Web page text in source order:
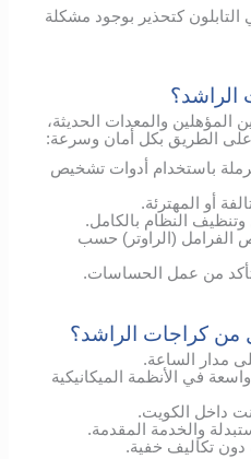
التابلون كتحذير بوجود مشكلة
الراشد؟
المؤهلين والمعدات الحديثة،
الطريق بكل أمان وسرعة:
باستخدام أدوات تشخيص
أو المهترئة.
النظام بالكامل.
الفرامل (الراوتر) حسب
من عمل الحساسات.
من كراجات الراشد؟
مدار الساعة.
في الأنظمة الميكانيكية
داخل الكويت.
والخدمة المقدمة.
دون تكاليف خفية.